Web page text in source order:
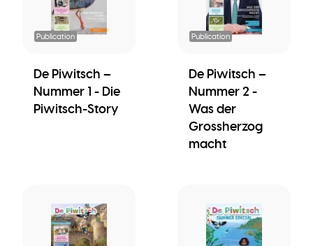
Publication
De Piwitsch –
Nummer 1 - Die
Piwitsch-Story
Publication
De Piwitsch –
Nummer 2 -
Was der
Grossherzog
macht